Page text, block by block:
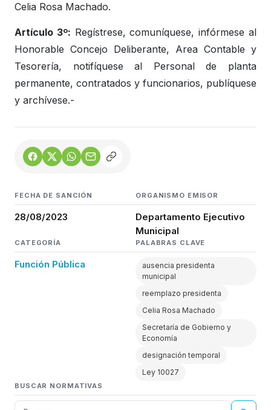
Celia Rosa Machado.
Artículo 3º: Regístrese, comuníquese, infórmese al
Honorable Concejo Deliberante, Area Contable y
Tesorería, notifíquese al Personal de planta
permanente, contratados y funcionarios, publíquese
y archívese.-
FECHA DE SANCIÓN
28/08/2023
ORGANISMO EMISOR
Departamento Ejecutivo
Municipal
CATEGORÍA
Función Pública
PALABRAS CLAVE
ausencia presidenta
municipal
reemplazo presidenta
Celia Rosa Machado
Secretaría de Gobierno y
Economía
designación temporal
Ley 10027
BUSCAR NORMATIVAS